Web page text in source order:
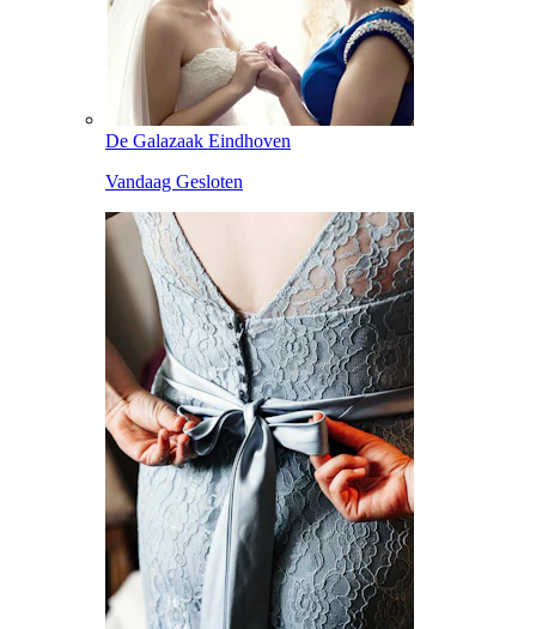
De Galazaak Eindhoven
Vandaag Gesloten